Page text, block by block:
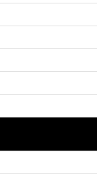
hay gặp nhất khi
Fort